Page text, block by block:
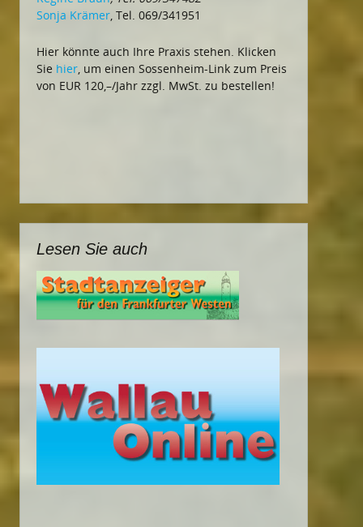
Sonja Krämer, Tel. 069/341951
Hier könnte auch Ihre Praxis stehen. Klicken
Sie hier, um einen Sossenheim-Link zum Preis
von EUR 120,–/Jahr zzgl. MwSt. zu bestellen!
Lesen Sie auch